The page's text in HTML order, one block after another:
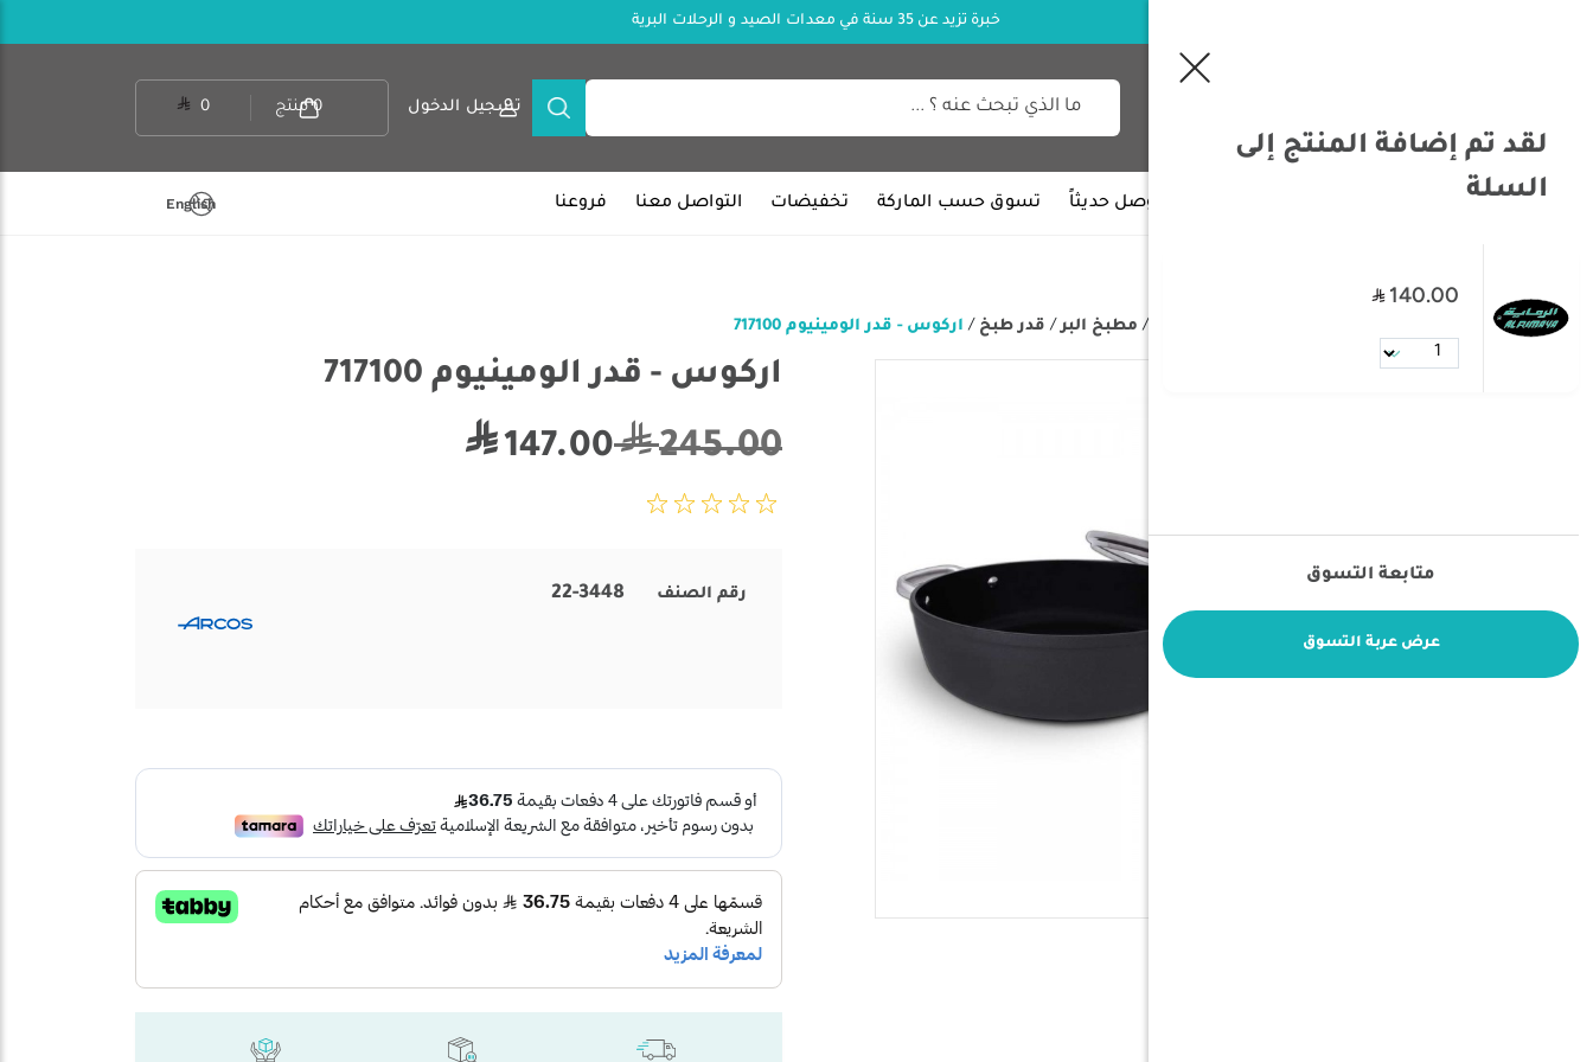
خبرة تزيد عن 35 سنة في معدات الصيد و الرحلات البرية
تسجيل الدخول 0 منتج 0
وصل حديثاً تسوق حسب الماركة تخفيضات التواصل معنا فروعنا English
/ مطبخ البر / قدر طبخ / اركوس - قدر الومينيوم 717100
اركوس - قدر الومينيوم 717100
245.00
147.00
رقم الصنف 22-3448
لقد تم إضافة المنتج إلى
السلة
140.00
متابعة التسوق
عرض عربة التسوق